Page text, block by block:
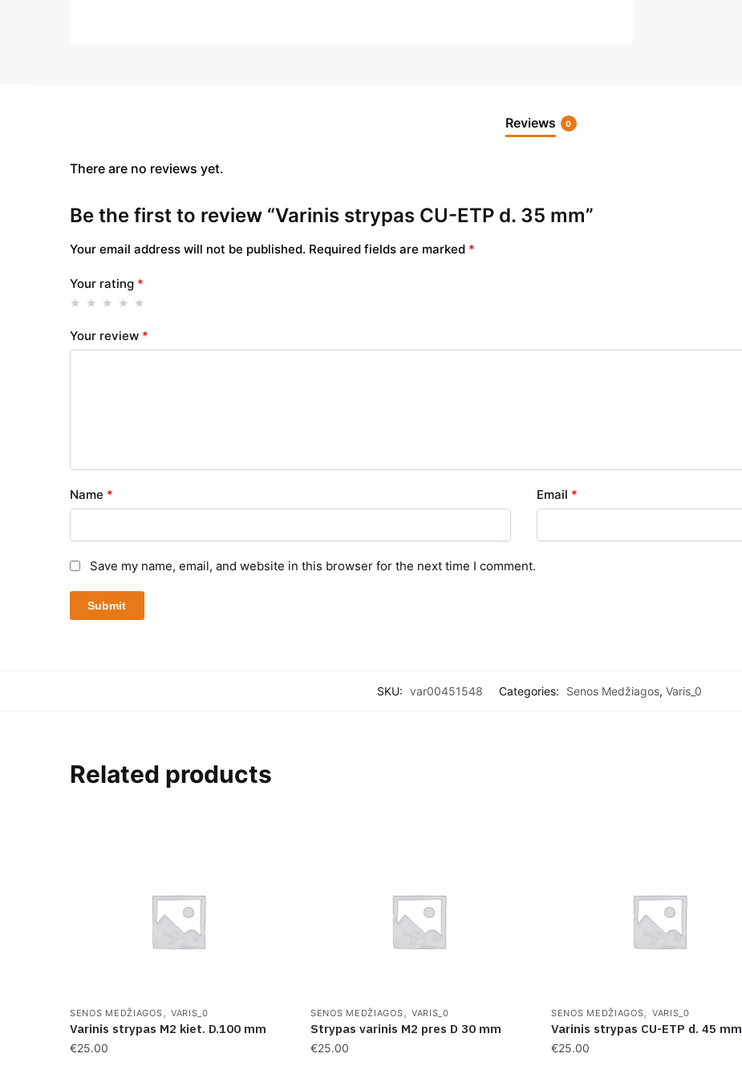
Reviews 0
There are no reviews yet.
Be the first to review “Varinis strypas CU-ETP d. 35 mm”
Your email address will not be published. Required fields are marked *
Your rating *
Your review *
Name * Email *
Save my name, email, and website in this browser for the next time I comment.
SKU: var00451548 Categories: Senos Medžiagos, Varis_0
Related products
SENOS MEDŽIAGOS , VARIS_0
Varinis strypas M2 kiet. D.100 mm
€25.00
SENOS MEDŽIAGOS , VARIS_0
Strypas varinis M2 pres D 30 mm
€25.00
SENOS MEDŽIAGOS, VARIS_0
Varinis strypas CU-ETP d. 45 mm
€25.00